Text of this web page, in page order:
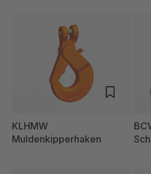
KLHMW
Muldenkipperhaken